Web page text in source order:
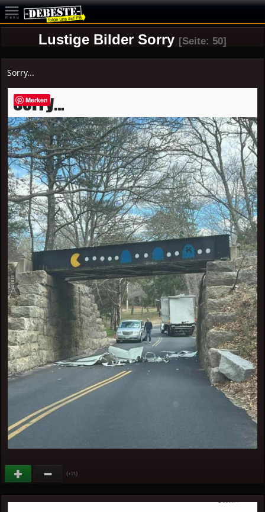
Lustige Bilder Sorry [Seite: 50]
Sorry...
(+21)
Merken